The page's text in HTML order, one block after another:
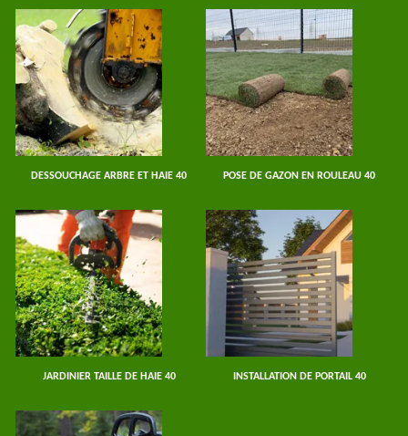
DESSOUCHAGE ARBRE ET HAIE 40 POSE DE GAZON EN ROULEAU 40
JARDINIER TAILLE DE HAIE 40 INSTALLATION DE PORTAIL 40